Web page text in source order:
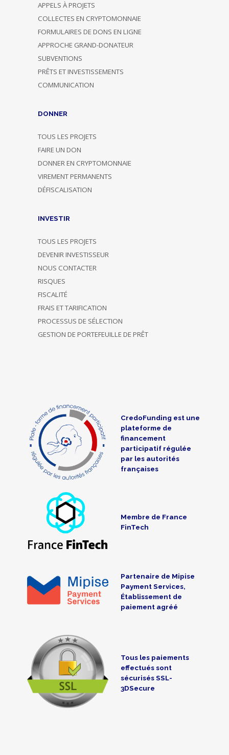
APPELS À PROJETS
COLLECTES EN CRYPTOMONNAIE
FORMULAIRES DE DONS EN LIGNE
APPROCHE GRAND-DONATEUR
SUBVENTIONS
PRÊTS ET INVESTISSEMENTS
COMMUNICATION
DONNER
TOUS LES PROJETS
FAIRE UN DON
DONNER EN CRYPTOMONNAIE
VIREMENT PERMANENTS
DÉFISCALISATION
INVESTIR
TOUS LES PROJETS
DEVENIR INVESTISSEUR
NOUS CONTACTER
RISQUES
FISCALITÉ
FRAIS ET TARIFICATION
PROCESSUS DE SÉLECTION
GESTION DE PORTEFEUILLE DE PRÊT
CredoFunding est une
plateforme de
financement
participatif régulée
par les autorités
françaises
Membre de France
FinTech
Partenaire de Mipise
Payment Services,
Établissement de
paiement agréé
Tous les paiements
effectués sont
sécurisés SSL-
3DSecure